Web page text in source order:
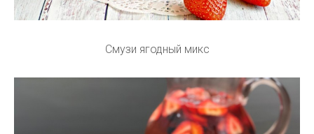
Смузи ягодный микс